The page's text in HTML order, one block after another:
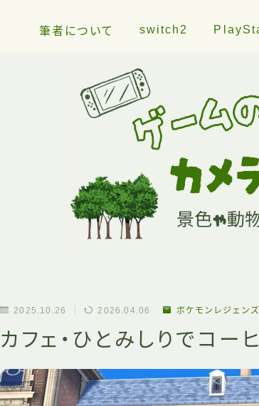
筆者について switch2
2025.10.26 2026.04.06 ポケモンレジェン
カフェ・ひとみしりでコー